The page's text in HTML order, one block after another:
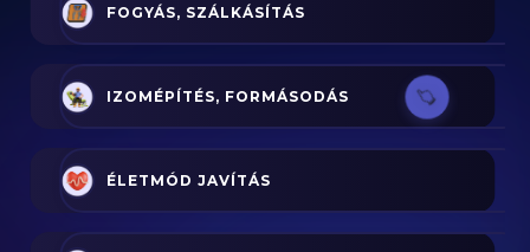
FOGYÁS, SZÁLKÁSÍTÁS
IZOMÉPÍTÉS, FORMÁSODÁS
ÉLETMÓD JAVÍTÁS